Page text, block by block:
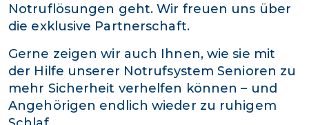
Notruflösungen geht. Wir freuen uns über
die exklusive Partnerschaft.
Gerne zeigen wir auch Ihnen, wie sie mit
der Hilfe unserer Notrufsystem Senioren zu
mehr Sicherheit verhelfen können – und
Angehörigen endlich wieder zu ruhigem